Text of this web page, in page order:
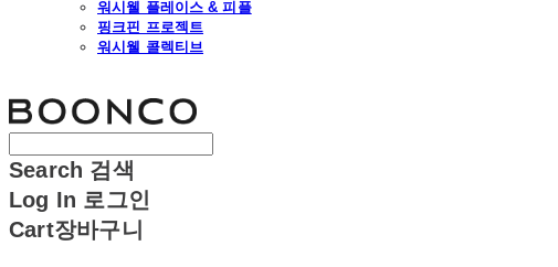
워시웰 플레이스 & 피플
핑크핀 프로젝트
워시웰 콜렉티브
Search 검색
Log In 로그인
Cart장바구니